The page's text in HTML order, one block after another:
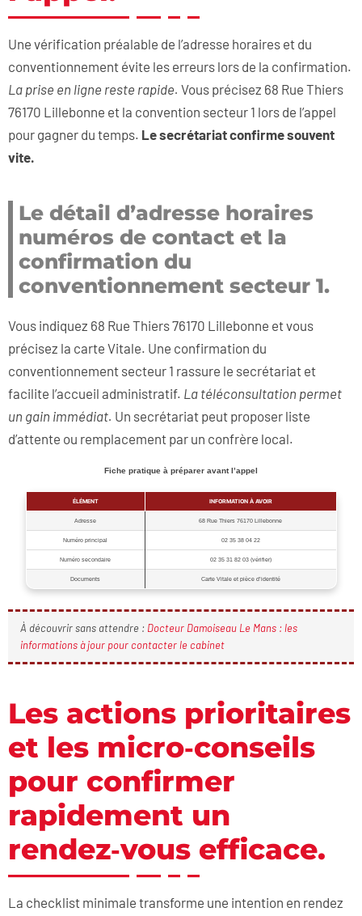
Une vérification préalable de l’adresse horaires et du
conventionnement évite les erreurs lors de la confirmation.
La prise en ligne reste rapide. Vous précisez 68 Rue Thiers
76170 Lillebonne et la convention secteur 1 lors de l’appel
pour gagner du temps. Le secrétariat confirme souvent
vite.
Le détail d’adresse horaires
numéros de contact et la
confirmation du
conventionnement secteur 1.
Vous indiquez 68 Rue Thiers 76170 Lillebonne et vous
précisez la carte Vitale. Une confirmation du
conventionnement secteur 1 rassure le secrétariat et
facilite l’accueil administratif. La téléconsultation permet
un gain immédiat. Un secrétariat peut proposer liste
d’attente ou remplacement par un confrère local.
Fiche pratique à préparer avant l’appel
ÉLÉMENT INFORMATION À AVOIR
Adresse 68 Rue Thiers 76170 Lillebonne
Numéro principal 02 35 38 04 22
Numéro secondaire 02 35 31 82 03 (vérifier)
Documents Carte Vitale et pièce d’identité
À découvrir sans attendre : Docteur Damoiseau Le Mans : les
informations à jour pour contacter le cabinet
Les actions prioritaires
et les micro‑conseils
pour confirmer
rapidement un
rendez‑vous efficace.
La checklist minimale transforme une intention en rendez